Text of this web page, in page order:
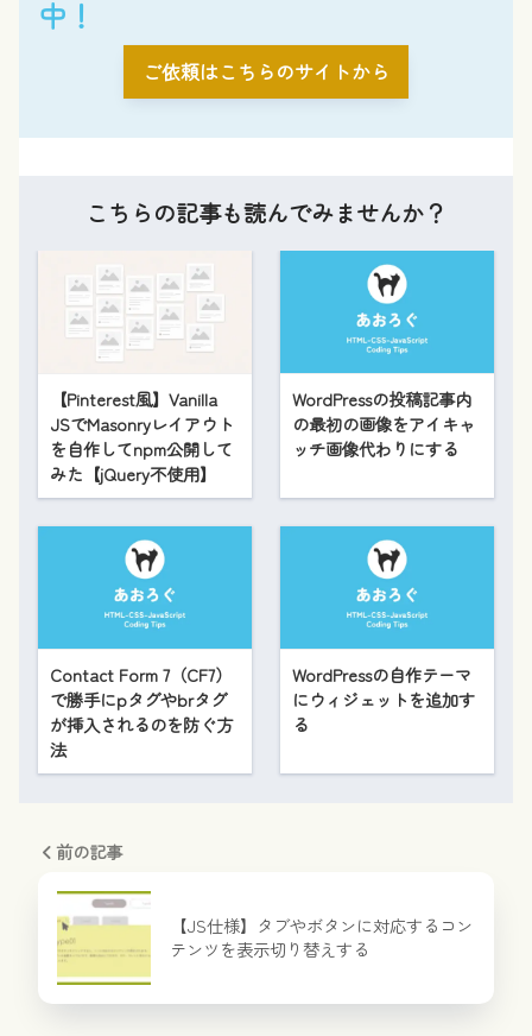
中！
ご依頼はこちらのサイトから
こちらの記事も読んでみませんか？
【Pinterest風】Vanilla
JSでMasonryレイアウト
を自作してnpm公開して
みた【jQuery不使用】
WordPressの投稿記事内
の最初の画像をアイキャ
ッチ画像代わりにする
Contact Form 7（CF7）
で勝手にpタグやbrタグ
が挿入されるのを防ぐ方
法
WordPressの自作テーマ
にウィジェットを追加す
る
前の記事
【JS仕様】タブやボタンに対応するコン
テンツを表示切り替えする